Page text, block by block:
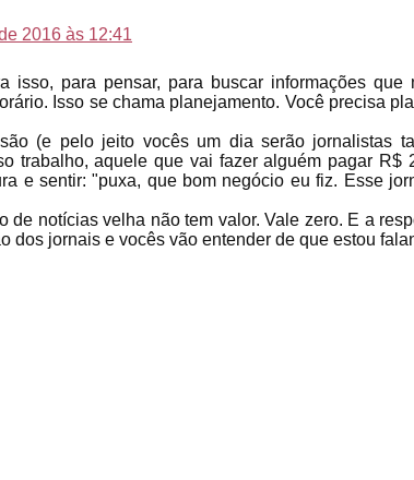
2016 às 12:41
isso, para pensar, para buscar informações que
Isso se chama planejamento. Você precisa
(e pelo jeito vocês um dia serão jornalistas
trabalho, aquele que vai fazer alguém pagar
e sentir: "puxa, que bom negócio eu fiz. Esse
de notícias velha não tem valor. Vale zero. E a
dos jornais e vocês vão entender de que estou